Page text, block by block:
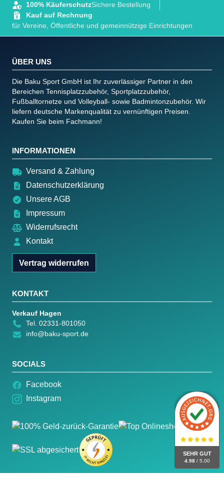
SEHR GUT
4.98 / 5.00
100% KäuferschutzSichere Bestellung
Kauf auf Rechnung
für Vereine, Öffentliche und gemeinnützige Einrichtungen
ÜBER UNS
Die Baku Sport GmbH ist Ihr zuverlässiger Partner in den
Bereichen Tennisplatzzubehör, Sportplatzzubehör,
Fußballtornetze und Volleyball- sowie Badmintonzubehör. Wir
liefern deutsche Markenqualität zu vernünftigen Preisen.
Kaufen Sie beim Fachmann!
INFORMATIONEN
Versand & Zahlung
Datenschutzerklärung
Unsere AGB
Impressum
Widerrufsrecht
Kontakt
Vertrag widerrufen
KONTAKT
Verkauf Hagen
Tel. 02331-801050
info@baku-sport.de
SOCIALS
Facebook
Instagram